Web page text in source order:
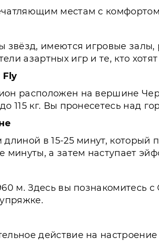
местам с
звёзд, имеются игровые
азартных игр и те, кто
Fly
расположен на вершине
115 кг. Вы пронесетесь над
в 15-25 минут, который
минуты, а затем наступает
м. Здесь вы
действие на